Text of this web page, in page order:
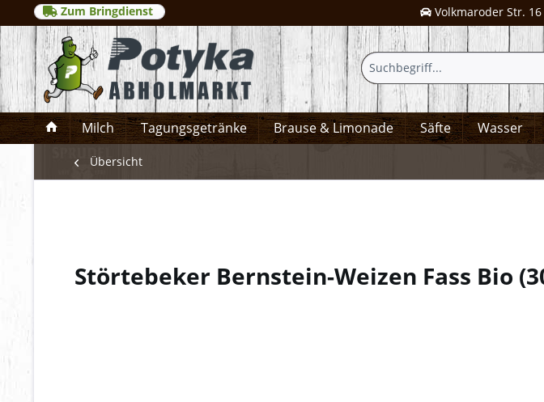
Zum Bringdienst Volkmaroder Str. 16
Milch Tagungsgetränke Brause & Limonade Säfte Wasser
Übersicht
Störtebeker Bernstein-Weizen Fass Bio (